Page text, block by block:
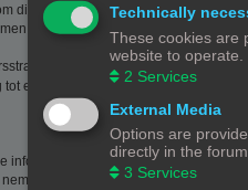
diensten te verlenen en u hiervoor
via de contact link. Bent u het niet
35 te 1000 Brussel). Meer
en het gebruik van de website
informatie is met de grootste zorg
via de contact link. Gelet op
Technically
These cookies are
website to operate.
2 Services
External Media
Options are
directly in the forum.
3 Services